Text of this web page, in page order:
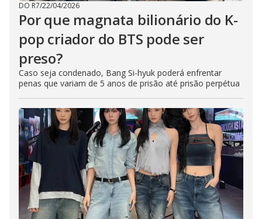
DO R7/22/04/2026
Por que magnata bilionário do K-
pop criador do BTS pode ser
preso?
Caso seja condenado, Bang Si-hyuk poderá enfrentar
penas que variam de 5 anos de prisão até prisão perpétua